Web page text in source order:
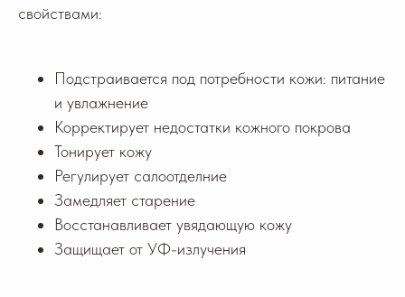
свойствами:
Подстраивается под потребности кожи: питание
и увлажнение
Корректирует недостатки кожного покрова
Тонирует кожу
Регулирует салоотделние
Замедляет старение
Восстанавливает увядающую кожу
Защищает от УФ-излучения